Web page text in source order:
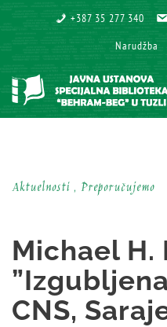
+387 35 277 340
+387 35 277 340
Narudžba
Narudžba
Aktuelnosti , Preporučujemo
Michael H.
CNS,